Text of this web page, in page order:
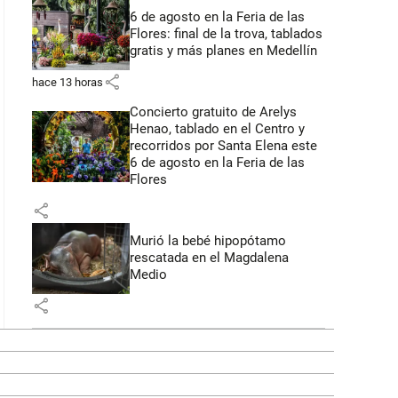
6 de agosto en la Feria de las
Flores: final de la trova, tablados
gratis y más planes en Medellín
hace 13 horas share
Concierto gratuito de Arelys
Henao, tablado en el Centro y
recorridos por Santa Elena este
6 de agosto en la Feria de las
Flores
share
Murió la bebé hipopótamo
rescatada en el Magdalena
Medio
share